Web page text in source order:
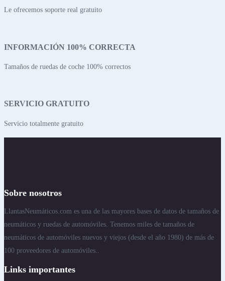
Le ofrecemos soporte real gratuito
INFORMACIÓN 100% CORRECTA
Tamaños de ruedas de coche 100% correctos
SERVICIO GRATUITO
Servicio totalmente gratuito
Sobre nosotros
LlantasNeumáticos.com es una de las mayores bases de datos de tamaños de
neumáticos y ruedas de automóviles. Tenemos miles de tamaños de
neumáticos de automóviles nuevos y viejos (desde el año 1980) de más de
100 proveedores de automóviles..
Links importantes